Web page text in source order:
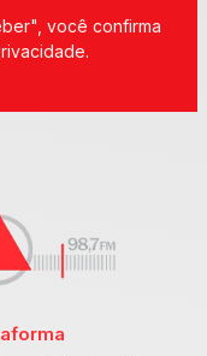
você confirma